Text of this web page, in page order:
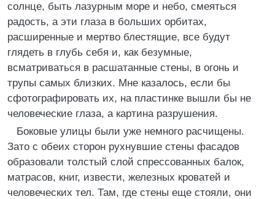
солнце, быть лазурным море и небо, смеяться
радость, а эти глаза в больших орбитах,
расширенные и мертво блестящие, все будут
глядеть в глубь себя и, как безумные,
всматриваться в расшатанные стены, в огонь и
трупы самых близких. Мне казалось, если бы
сфотографировать их, на пластинке вышли бы не
человеческие глаза, а картина разрушения.
Боковые улицы были уже немного расчищены.
Зато с обеих сторон рухнувшие стены фасадов
образовали толстый слой спрессованных балок,
матрасов, книг, извести, железных кроватей и
человеческих тел. Там, где стены еще стояли, они